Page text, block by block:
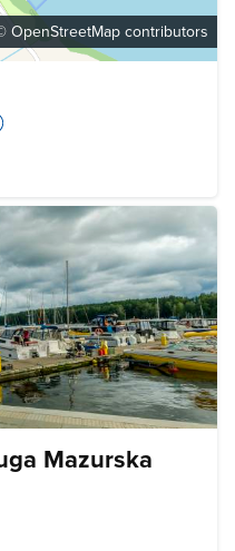
OpenStreetMap contributors
Mazurska